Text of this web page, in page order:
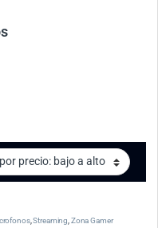
bajo a alto
,Streaming Zona Gamer